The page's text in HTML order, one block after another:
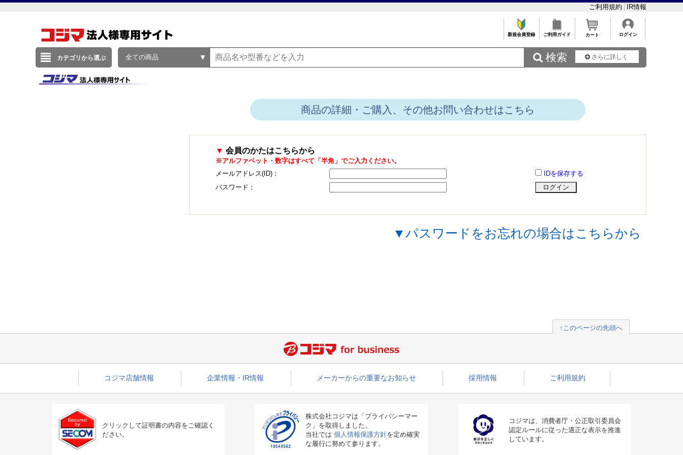
ご利用規約 IR情報
新規会員登録 ご利用ガイド カート ログイン
カテゴリから選ぶ 全ての商品  検索 さらに詳しく
商品の詳細・ご購入、その他お問い合わせはこちら
▼ 会員のかたはこちらから
※アルファベット・数字はすべて「半角」でご入力ください。
メールアドレス(ID)：
IDを保存する
パスワード：
▼パスワードをお忘れの場合はこちらから
↑このページの先頭へ
コジマ店舗情報 企業情報・IR情報 メーカーからの重要なお知らせ 採用情報 ご利用規約
クリックして証明書の内容をご確認く
ださい。
株式会社コジマは「プライバシーマー
ク」を取得しました。
当社では 個人情報保護方針を定め確実
な履行に努めて参ります。
コジマは、消費者庁・公正取引委員会
認定ルールに従った適正な表示を推進
しています。